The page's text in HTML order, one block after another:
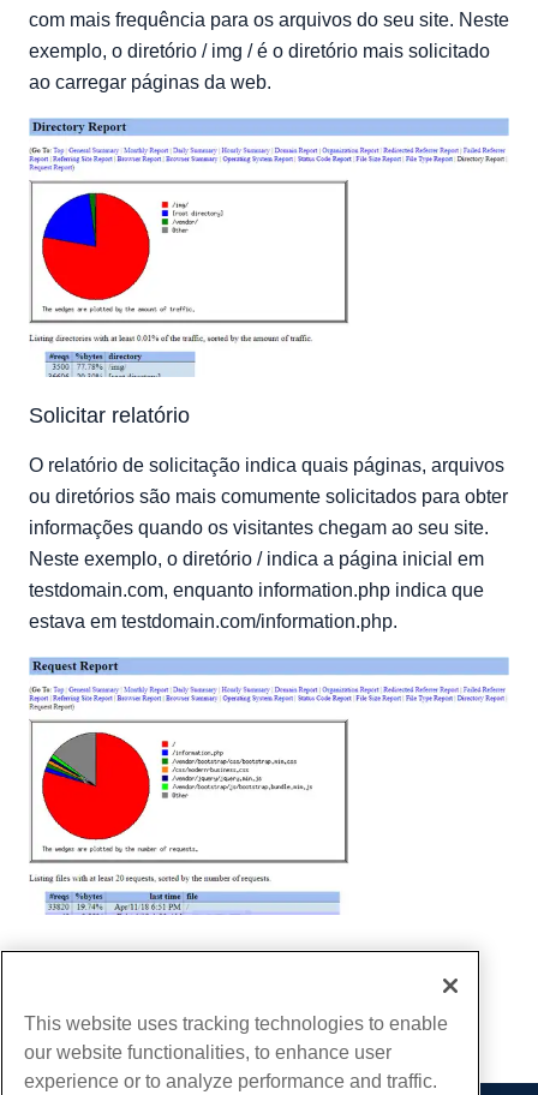
com mais frequência para os arquivos do seu site. Neste
exemplo, o diretório / img / é o diretório mais solicitado
ao carregar páginas da web.
Solicitar relatório
O relatório de solicitação indica quais páginas, arquivos
ou diretórios são mais comumente solicitados para obter
informações quando os visitantes chegam ao seu site.
Neste exemplo, o diretório / indica a página inicial em
testdomain.com, enquanto information.php indica que
estava em testdomain.com/information.php.
cópia de URL
This website uses tracking technologies to enable
our website functionalities, to enhance user
experience or to analyze performance and traffic.